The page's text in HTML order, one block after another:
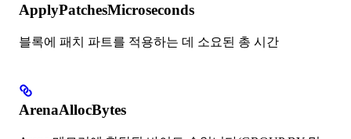
ApplyPatchesMicroseconds
블록에 패치 파트를 적용하는 데 소요된 총 시간
ArenaAllocBytes